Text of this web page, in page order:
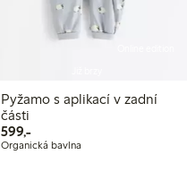
Pyžamo s aplikací v zadní
části
599,-599,00 Kč
Organická bavlna